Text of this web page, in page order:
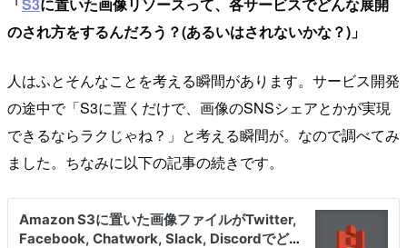
のされ方をするんだろう？(あるいはされないかな？)」
人はふとそんなことを考える瞬間があります。サービス開発
の途中で「S3に置くだけで、画像のSNSシェアとかが実現
できるならラクじゃね？」と考える瞬間が。なので調べてみ
ました。ちなみに以下の記事の続きです。